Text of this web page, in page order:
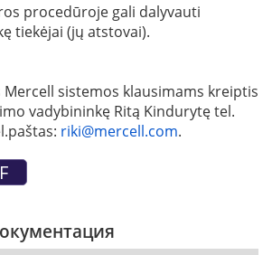
procedūroje gali dalyvauti
tiekėjai (jų atstovai).
sistemos klausimams kreiptis
vadybininkę Ritą Kindurytę tel.
riki@mercell.com.